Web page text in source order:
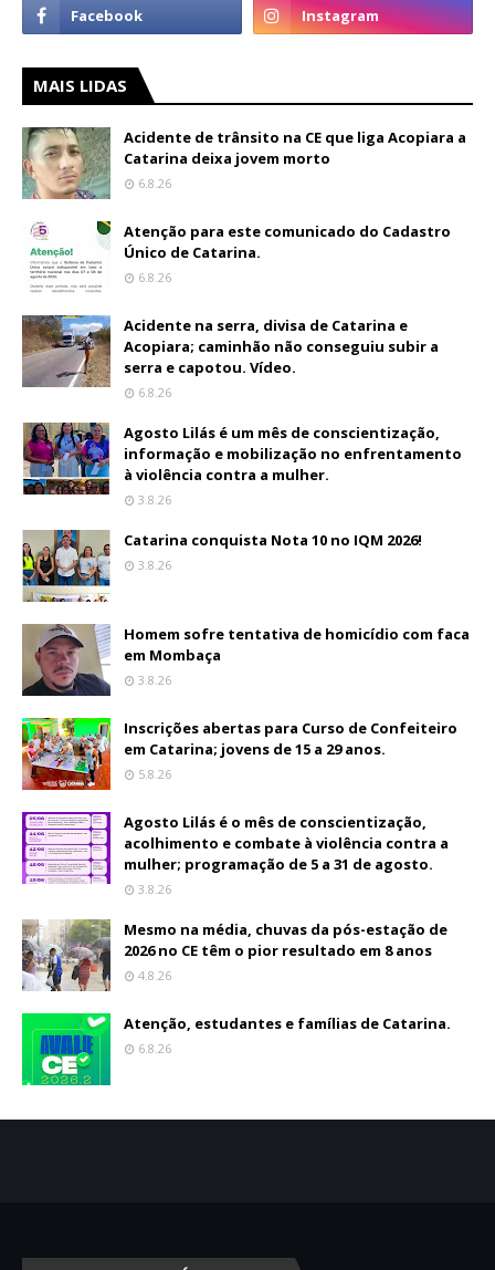
MAIS LIDAS
Acidente de trânsito na CE que liga Acopiara a
Catarina deixa jovem morto
6.8.26
Atenção para este comunicado do Cadastro
Único de Catarina.
6.8.26
Acidente na serra, divisa de Catarina e
Acopiara; caminhão não conseguiu subir a
serra e capotou. Vídeo.
6.8.26
Agosto Lilás é um mês de conscientização,
informação e mobilização no enfrentamento
à violência contra a mulher.
3.8.26
Catarina conquista Nota 10 no IQM 2026!
3.8.26
Homem sofre tentativa de homicídio com faca
em Mombaça
3.8.26
Inscrições abertas para Curso de Confeiteiro
em Catarina; jovens de 15 a 29 anos.
5.8.26
Agosto Lilás é o mês de conscientização,
acolhimento e combate à violência contra a
mulher; programação de 5 a 31 de agosto.
3.8.26
Mesmo na média, chuvas da pós-estação de
2026 no CE têm o pior resultado em 8 anos
4.8.26
Atenção, estudantes e famílias de Catarina.
6.8.26